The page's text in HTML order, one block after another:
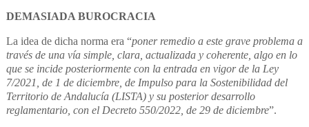
DEMASIADA BUROCRACIA
La idea de dicha norma era “poner remedio a este grave problema a
través de una vía simple, clara, actualizada y coherente, algo en lo
que se incide posteriormente con la entrada en vigor de la Ley
7/2021, de 1 de diciembre, de Impulso para la Sostenibilidad del
Territorio de Andalucía (LISTA) y su posterior desarrollo
reglamentario, con el Decreto 550/2022, de 29 de diciembre”.